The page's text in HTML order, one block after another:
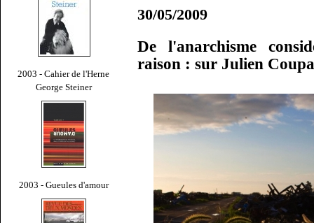
2003 - Cahier de l'Herne
George Steiner
2003 - Gueules d'amour
30/05/2009
De l'anarchisme
raison : sur Julien